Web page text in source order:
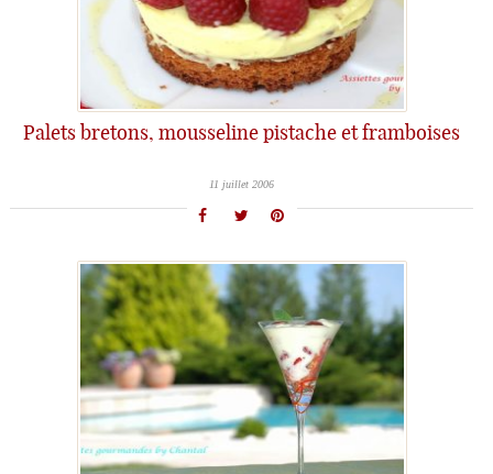
Palets bretons, mousseline pistache et framboises
11 juillet 2006